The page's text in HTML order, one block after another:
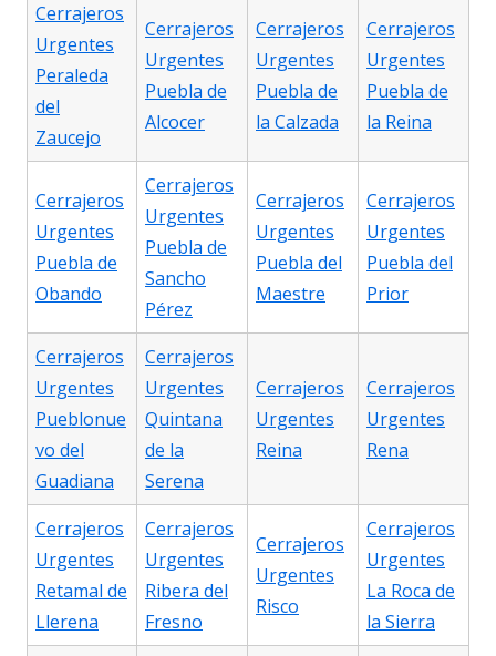
Cerrajeros
Urgentes
Peraleda
del
Zaucejo
Cerrajeros
Urgentes
Puebla de
Alcocer
Cerrajeros
Urgentes
Puebla de
la Calzada
Cerrajeros
Urgentes
Puebla de
la Reina
Cerrajeros
Urgentes
Puebla de
Obando
Cerrajeros
Urgentes
Puebla de
Sancho
Pérez
Cerrajeros
Urgentes
Puebla del
Maestre
Cerrajeros
Urgentes
Puebla del
Prior
Cerrajeros
Urgentes
Pueblonue
vo del
Guadiana
Cerrajeros
Urgentes
Quintana
de la
Serena
Cerrajeros
Urgentes
Reina
Cerrajeros
Urgentes
Rena
Cerrajeros
Urgentes
Retamal de
Llerena
Cerrajeros
Urgentes
Ribera del
Fresno
Cerrajeros
Urgentes
Risco
Cerrajeros
Urgentes
La Roca de
la Sierra